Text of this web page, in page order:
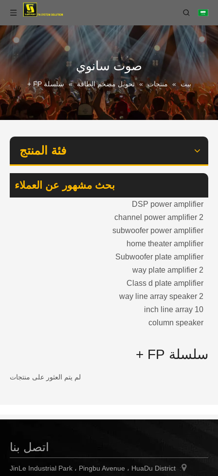
صوت سانوي
بيت » منتجات » تحويل مضخم الطاقة » سلسلة FP +
فئة المنتج
بحث مشهور عن العملاء
DSP power amplifier
2 channel power amplifier
subwoofer power amplifier
home theater amplifier
Subwoofer plate amplifier
2 way plate amplifier
Class d plate amplifier
2 way line array speaker
10 inch line array
column speaker
سلسلة FP +
لم يتم العثور على منتجات
اتصل بنا

:
JinLe Industrial Park ، Pingbu Avenue ، HuaDu District